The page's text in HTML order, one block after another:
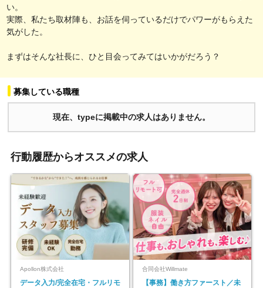
い。
実際、私たち取材陣も、お話を伺っているだけでパワーがもらえた
気がした。
まずはそんな社長に、ひと目会ってみてはいかがだろう？
募集している職種
現在、typeに掲載中の求人はありません。
行動履歴からオススメの求人
Apollon株式会社
データ入力/完全在宅・フルリモ
合同会社Willmate
【事務】働き方ファースト／未